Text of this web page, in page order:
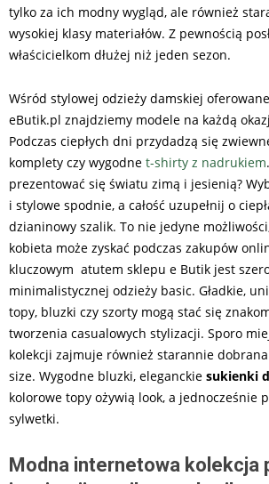
tylko za ich modny wygląd, ale również
wysokiej klasy materiałów. Z pewnością
właścicielkom dłużej niż jeden sezon.
Wśród stylowej odzieży damskiej
eButik.pl znajdziemy modele na każdą
Podczas ciepłych dni przydadzą się
komplety czy wygodne t-shirty z nadrukiem
prezentować się światu zimą i jesienią?
i stylowe spodnie, a całość uzupełnij o
dzianinowy szalik. To nie jedyne
kobieta może zyskać podczas zakupów
kluczowym atutem sklepu e Butik jest
minimalistycznej odzieży basic. Gładkie,
topy, bluzki czy szorty mogą stać się
tworzenia casualowych stylizacji. Sporo
kolekcji zajmuje również starannie
size. Wygodne bluzki, eleganckie sukienki
kolorowe topy ożywią look, a jednocześnie
sylwetki.
Modna internetowa kolekcja